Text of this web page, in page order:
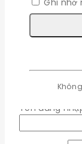
×
Đăng nhập
Tên đăng